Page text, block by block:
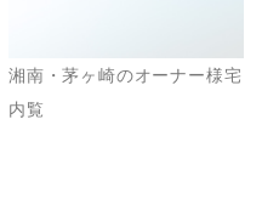
湘南・茅ヶ崎のオーナー様宅
内覧